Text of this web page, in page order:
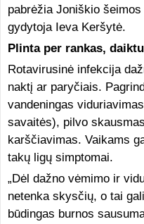
pabrėžia Joniškio
gydytoja Ieva Keršytė.
Plinta per rankas,
Rotavirusinė infekcija
naktį ar paryčiais.
vandeningas
savaitės), pilvo
karščiavimas. Vaikams
takų ligų simptomai.
„Dėl dažno vėmimo ir
netenka skysčių, o tai
būdingas burnos